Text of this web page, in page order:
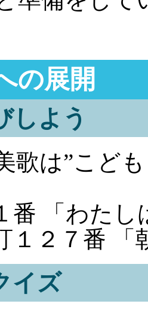
の展開
しよう
歌は”こど
番 「わたし
１２７番 「
イズ